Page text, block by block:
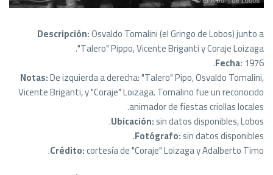
Descripción:Osvaldo Tomalini (el Gringo de Lobos) junto a
"Talero" Pippo, Vicente Briganti y Coraje Loizaga.
Fecha: 1976.
Notas:De izquierda a derecha: "Talero" Pipo, Osvaldo Tomalini,
Vicente Briganti, y "Coraje" Loizaga. Tomalino fue un reconocido
animador de fiestas criollas locales.
Ubicación:sin datos disponibles, Lobos.
Fotógrafo:sin datos disponibles.
Crédito:cortesía de "Coraje" Loizaga y Adalberto Timo.